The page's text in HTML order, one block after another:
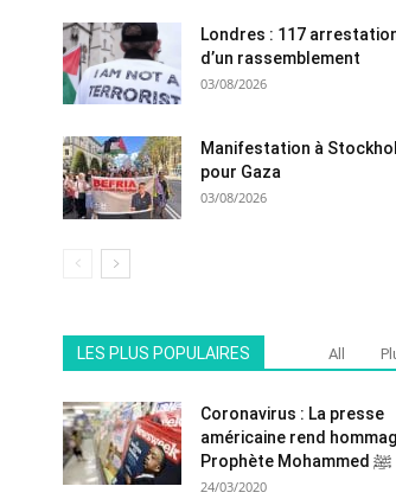
Londres : 117
d’un rassemblement
03/08/2026
Manifestation à
pour Gaza
03/08/2026
LES PLUS POPULAIRES All
Coronavirus : La presse
américaine rend
Prophète Mohammed ﷺ
24/03/2020